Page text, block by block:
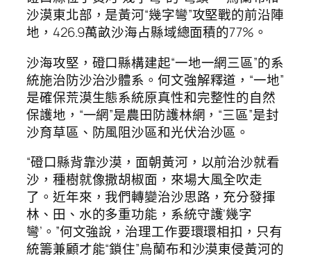
沙漠東北部，是黃河“幾字彎”攻堅戰的前沿陣
地，426.9萬畝沙海占縣域總面積的77%。
沙海攻堅，磴口縣構建起“一地一網三區”的系
統施治防沙治沙體系。何文強解釋道，“一地”
是確保荒漠生態系統原真性和完整性的自然
保護地，“一網”是農田防護林網，“三區”是封
沙育草區、防風阻沙區和光伏治沙區。
“磴口縣背靠沙漠，面朝黃河，以前治沙就看
沙，種樹就像撒胡椒面，來場大風全吹走
了。近年來，我們轉變治沙思路，充分發揮
林、田、水的多重功能，系統守護‘幾字
彎’。”何文強說，治理工作要環環相扣，只有
統籌兼顧才能“鎖住”烏蘭布和沙漠東侵黃河的